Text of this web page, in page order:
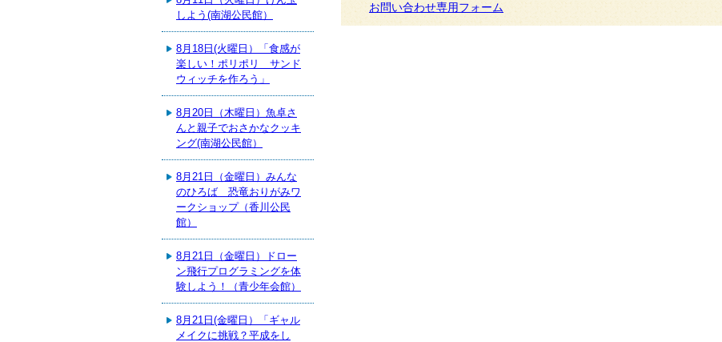
お問い合わせ専用フォーム
しよう(南湖公民館）
8月18日(火曜日）「食感が
楽しい！ポリポリ サンド
ウィッチを作ろう」
8月20日（木曜日）魚卓さ
んと親子でおさかなクッキ
ング(南湖公民館）
8月21日（金曜日）みんな
のひろば 恐竜おりがみワ
ークショップ（香川公民
館）
8月21日（金曜日）ドロー
ン飛行プログラミングを体
験しよう！（青少年会館）
8月21日(金曜日）「ギャル
メイクに挑戦？平成をし